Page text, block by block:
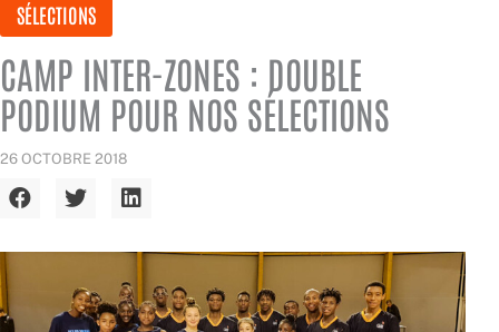
SÉLECTIONS
CAMP INTER-ZONES : DOUBLE
PODIUM POUR NOS SÉLECTIONS
26 OCTOBRE 2018